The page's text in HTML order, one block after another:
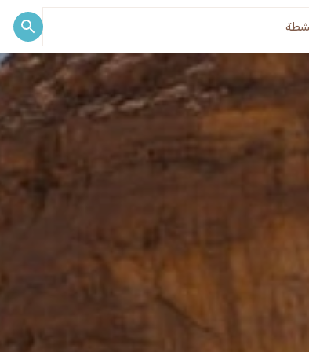
مدونة